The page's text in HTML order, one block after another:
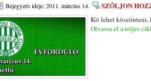
Bejegyzés ideje: 2011. március 14. SZÓLJON
Kit lehet köszönteni,
Olvassa el a teljes